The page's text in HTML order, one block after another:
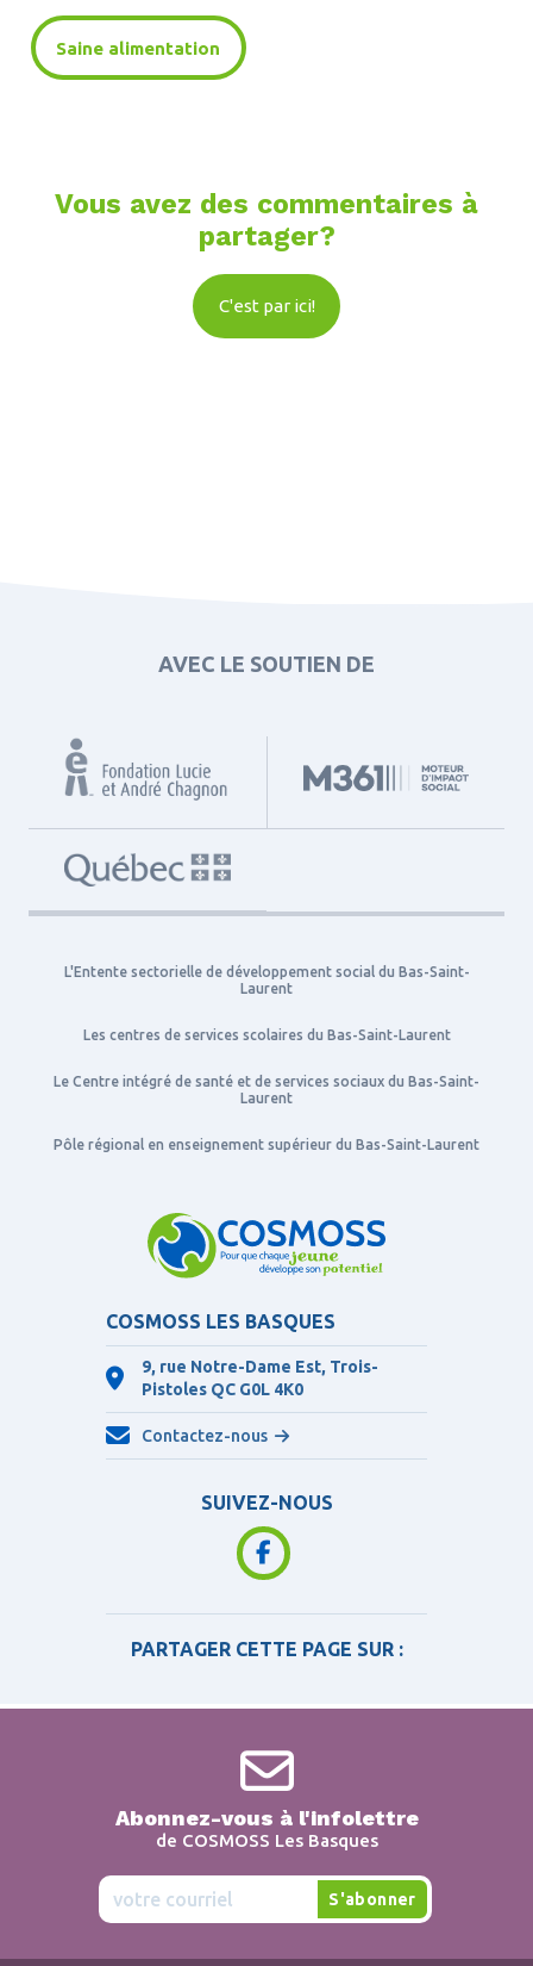
Saine alimentation
Vous avez des commentaires à
partager?
C'est par ici!
AVEC LE SOUTIEN DE
L'Entente sectorielle de développement social du Bas-Saint-
Laurent
Les centres de services scolaires du Bas-Saint-Laurent
Le Centre intégré de santé et de services sociaux du Bas-Saint-
Laurent
Pôle régional en enseignement supérieur du Bas-Saint-Laurent
COSMOSS LES BASQUES
9, rue Notre-Dame Est, Trois-
Pistoles QC G0L 4K0
Contactez-nous
SUIVEZ-NOUS
PARTAGER CETTE PAGE SUR :
Abonnez-vous à l'infolettre
de COSMOSS Les Basques